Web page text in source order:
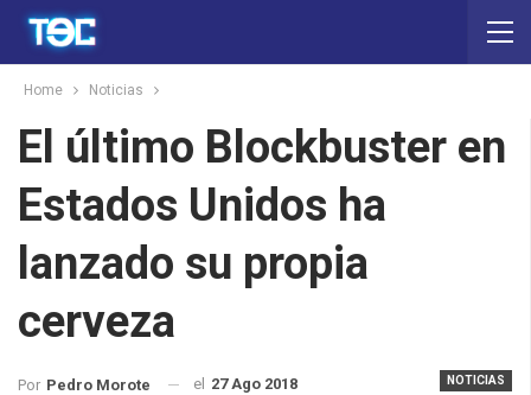
Home Noticias
El último Blockbuster en
Estados Unidos ha
lanzado su propia
cerveza
NOTICIAS
Por Pedro Morote el 27 Ago 2018